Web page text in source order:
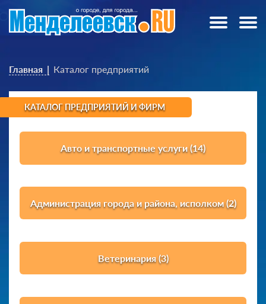
Главная Каталог предприятий
КАТАЛОГ ПРЕДПРИЯТИЙ И ФИРМ
Авто и транспортные услуги (14)
Администрация города и района, исполком (2)
Ветеринария (3)